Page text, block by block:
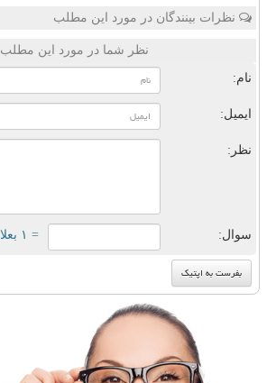
نظرات بینندگان در مورد این مطلب
نظر شما در مورد این مطلب
نام:
ایمیل:
نظر:
سوال: = ۱ بعلاوه ۱